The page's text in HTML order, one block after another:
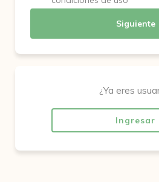
Siguiente
¿Ya eres
Ingresar